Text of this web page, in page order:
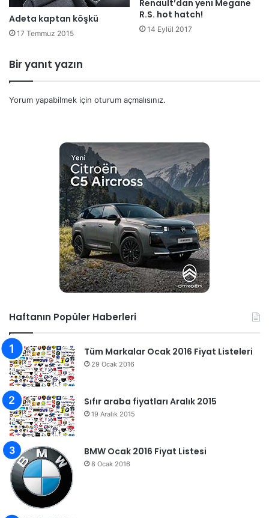
Adeta kaptan köşkü
17 Temmuz 2015
Renault’dan yeni Megane
R.S. hot hatch!
14 Eylül 2017
Bir yanıt yazın
Yorum yapabilmek için oturum açmalısınız.
Haftanın Popüler Haberleri
Tüm Markalar Ocak 2016 Fiyat Listeleri
29 Ocak 2016
Sıfır araba fiyatları Aralık 2015
19 Aralık 2015
BMW Ocak 2016 Fiyat Listesi
8 Ocak 2016